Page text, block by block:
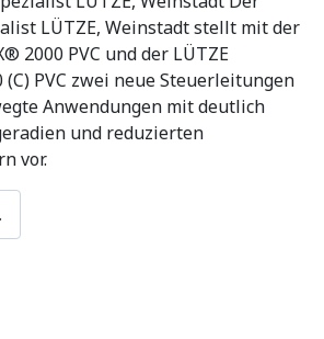
LÜTZE, Weinstadt stellt mit der
2000 PVC und der LÜTZE
(C) PVC zwei neue Steuerleitungen
Anwendungen mit deutlich
und reduzierten
vor.